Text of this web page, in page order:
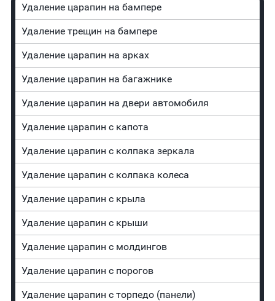
Удаление царапин на бампере
Удаление трещин на бампере
Удаление царапин на арках
Удаление царапин на багажнике
Удаление царапин на двери автомобиля
Удаление царапин с капота
Удаление царапин с колпака зеркала
Удаление царапин с колпака колеса
Удаление царапин с крыла
Удаление царапин с крыши
Удаление царапин с молдингов
Удаление царапин с порогов
Удаление царапин с торпедо (панели)